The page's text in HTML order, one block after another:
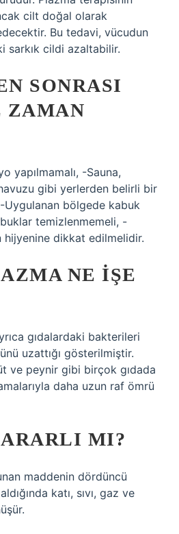
cilt doğal olarak
Bu tedavi, vücudun
sarkık cildi azaltabilir.
SONRASI
ZAMAN
yapılmamalı, -Sauna,
gibi yerlerden belirli bir
Uygulanan bölgede kabuk
temizlenmemeli, -
hijyenine dikkat edilmelidir.
NE IŞE
gıdalardaki bakterileri
uzattığı gösterilmiştir.
ve peynir gibi birçok gıdada
daha uzun raf ömrü
MI?
maddenin dördüncü
katı, sıvı, gaz ve